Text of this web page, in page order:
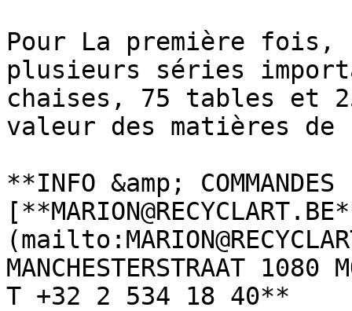
Pour La première fois,
plusieurs séries
chaises, 75 tables et
valeur des matières de
**INFO &amp;
MANCHESTERSTRAAT 1080
T +32 2 534 18 40**